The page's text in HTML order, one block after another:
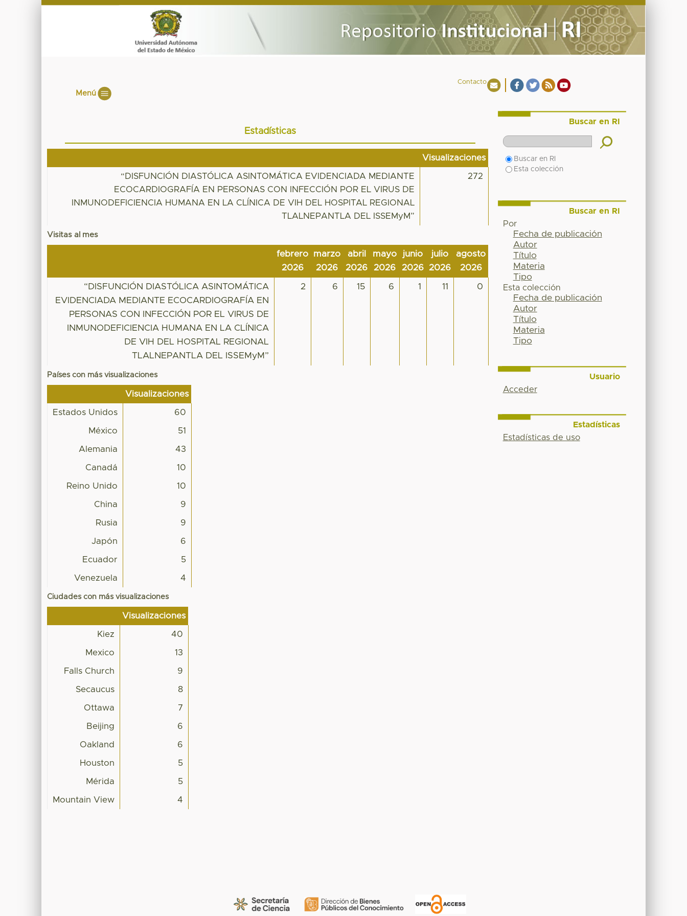
Contacto
Menú
Estadísticas
Visualizaciones
“DISFUNCIÓN DIASTÓLICA ASINTOMÁTICA EVIDENCIADA MEDIANTE
ECOCARDIOGRAFÍA EN PERSONAS CON INFECCIÓN POR EL VIRUS DE
INMUNODEFICIENCIA HUMANA EN LA CLÍNICA DE VIH DEL HOSPITAL REGIONAL
TLALNEPANTLA DEL ISSEMyM”
272
Visitas al mes
febrero
2026
marzo
2026
abril
2026
mayo
2026
junio
2026
julio
2026
agosto
2026
“DISFUNCIÓN DIASTÓLICA ASINTOMÁTICA
EVIDENCIADA MEDIANTE ECOCARDIOGRAFÍA EN
PERSONAS CON INFECCIÓN POR EL VIRUS DE
INMUNODEFICIENCIA HUMANA EN LA CLÍNICA
DE VIH DEL HOSPITAL REGIONAL
TLALNEPANTLA DEL ISSEMyM”
2 6 15 6 1 11 0
Países con más visualizaciones
Visualizaciones
Estados Unidos 60
México 51
Alemania 43
Canadá 10
Reino Unido 10
China 9
Rusia 9
Japón 6
Ecuador 5
Venezuela 4
Ciudades con más visualizaciones
Visualizaciones
Kiez 40
Mexico 13
Falls Church 9
Secaucus 8
Ottawa 7
Beijing 6
Oakland 6
Houston 5
Mérida 5
Mountain View 4
Buscar en RI
Buscar en RI
Esta colección
Buscar en RI
Por
Fecha de publicación
Autor
Título
Materia
Tipo
Esta colección
Fecha de publicación
Autor
Título
Materia
Tipo
Usuario
Acceder
Estadísticas
Estadísticas de uso